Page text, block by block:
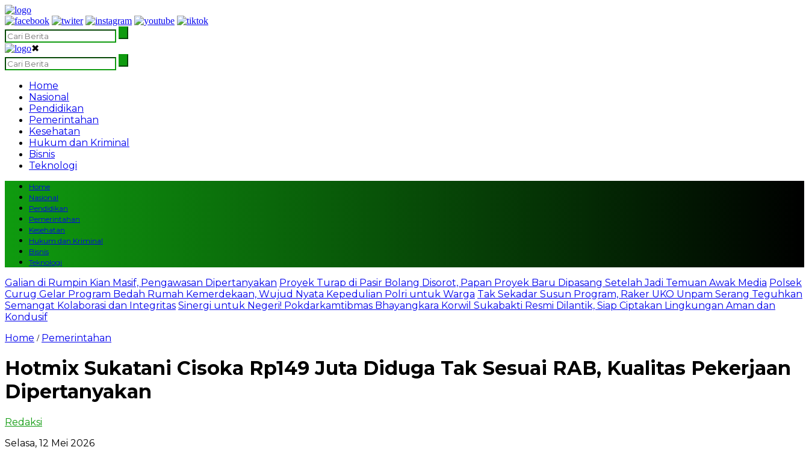
✖
Home
Nasional
Pendidikan
Pemerintahan
Kesehatan
Hukum dan Kriminal
Bisnis
Teknologi
Home
Nasional
Pendidikan
Pemerintahan
Kesehatan
Hukum dan Kriminal
Bisnis
Teknologi
Galian di Rumpin Kian Masif, Pengawasan Dipertanyakan Proyek Turap di Pasir Bolang Disorot, Papan Proyek Baru Dipasang Setelah Jadi Temuan Awak Media Polsek
Curug Gelar Program Bedah Rumah Kemerdekaan, Wujud Nyata Kepedulian Polri untuk Warga Tak Sekadar Susun Program, Raker UKO Unpam Serang Teguhkan
Semangat Kolaborasi dan Integritas Sinergi untuk Negeri! Pokdarkamtibmas Bhayangkara Korwil Sukabakti Resmi Dilantik, Siap Ciptakan Lingkungan Aman dan
Kondusif
Home / Pemerintahan
Hotmix Sukatani Cisoka Rp149 Juta Diduga Tak Sesuai RAB, Kualitas Pekerjaan
Dipertanyakan
Redaksi
Selasa, 12 Mei 2026